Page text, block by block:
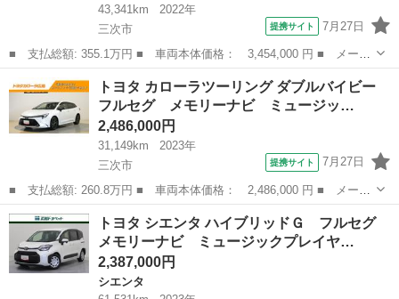
43,341km
2022年
三次市
提携サイト 7月27日
■ 支払総額: 355.1万円 ■ 車両本体価格： 3,454,000 円 ■ メーカ
ー名： トヨタ ■ 車種名： ヴォクシー ■ グレード名： Ｓ－
Ｚ フルセグ メモリーナビ ＤＶＤ再生 ミュージックプレイヤー
接続可 後...
三次市 ヴォクシー
トヨタ カローラツーリング ダブルバイビー
フルセグ メモリーナビ ミュージッ…
2,486,000円
31,149km
2023年
三次市
提携サイト 7月27日
■ 支払総額: 260.8万円 ■ 車両本体価格： 2,486,000 円 ■ メーカ
ー名： トヨタ ■ 車種名： カローラツーリング ■ グレード
名： ダブルバイビー フルセグ メモリーナビ ミュージックプレ
イヤー接続可...
広島 三次市 トヨタ
トヨタ シエンタ ハイブリッドＧ フルセグ
メモリーナビ ミュージックプレイヤ…
2,387,000円
シエンタ